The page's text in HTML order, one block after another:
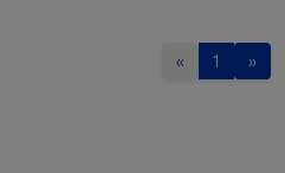
« 1 »